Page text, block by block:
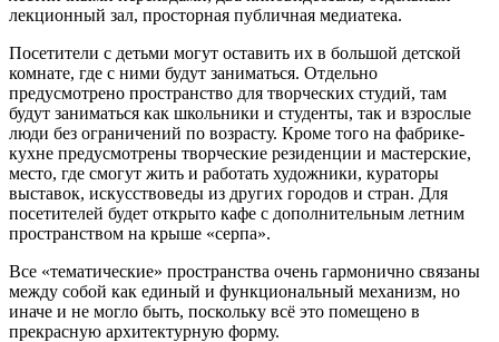
лекционный зал, просторная публичная медиатека.
Посетители с детьми могут оставить их в большой детской
комнате, где с ними будут заниматься. Отдельно
предусмотрено пространство для творческих студий, там
будут заниматься как школьники и студенты, так и взрослые
люди без ограничений по возрасту. Кроме того на фабрике-
кухне предусмотрены творческие резиденции и мастерские,
место, где смогут жить и работать художники, кураторы
выставок, искусствоведы из других городов и стран. Для
посетителей будет открыто кафе с дополнительным летним
пространством на крыше «серпа».
Все «тематические» пространства очень гармонично связаны
между собой как единый и функциональный механизм, но
иначе и не могло быть, поскольку всё это помещено в
прекрасную архитектурную форму.